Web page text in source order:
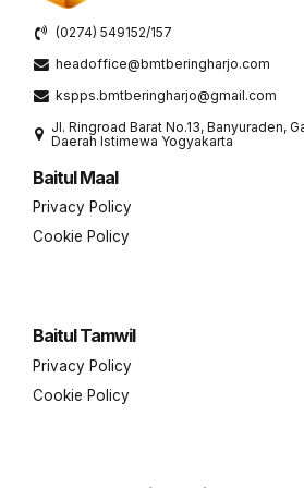
(0274) 549152/157
headoffice@bmtberingharjo.com
kspps.bmtberingharjo@gmail.com
Jl. Ringroad Barat No.13, Banyuraden,
Daerah Istimewa Yogyakarta
Baitul Maal
Privacy Policy
Cookie Policy
Baitul Tamwil
Privacy Policy
Cookie Policy